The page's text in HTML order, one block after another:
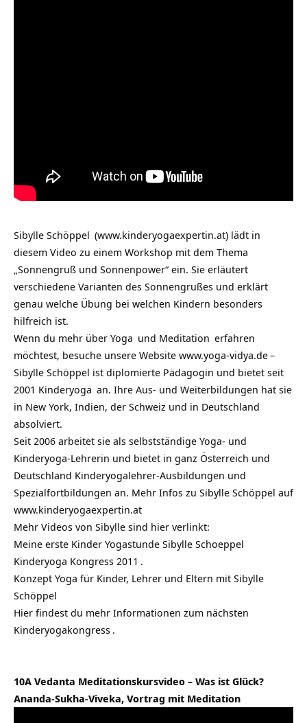
Sibylle Schöppel (www.kinderyogaexpertin.at) lädt in
diesem Video zu einem Workshop mit dem Thema
„Sonnengruß und Sonnenpower“ ein. Sie erläutert
verschiedene Varianten des Sonnengrußes und erklärt
genau welche Übung bei welchen Kindern besonders
hilfreich ist.
Wenn du mehr über Yoga und Meditation erfahren
möchtest, besuche unsere Website www.yoga-vidya.de–
Sibylle Schöppel ist diplomierte Pädagogin und bietet seit
2001 Kinderyoga an. Ihre Aus- und Weiterbildungen hat sie
in New York, Indien, der Schweiz und in Deutschland
absolviert.
Seit 2006 arbeitet sie als selbstständige Yoga- und
Kinderyoga-Lehrerin und bietet in ganz Österreich und
Deutschland Kinderyogalehrer-Ausbildungen und
Spezialfortbildungen an. Mehr Infos zu Sibylle Schöppel auf
www.kinderyogaexpertin.at
Mehr Videos von Sibylle sind hier verlinkt:
Meine erste Kinder Yogastunde Sibylle Schoeppel
Kinderyoga Kongress 2011 .
Konzept Yoga für Kinder, Lehrer und Eltern mit Sibylle
Schöppel
Hier findest du mehr Informationen zum nächsten
Kinderyogakongress .
10A Vedanta Meditationskursvideo – Was ist Glück?
Ananda-Sukha-Viveka, Vortrag mit Meditation